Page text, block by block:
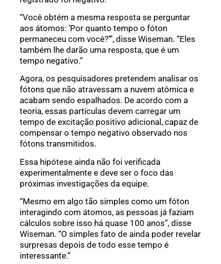
“Você obtém a mesma resposta se perguntar
aos átomos: ‘Por quanto tempo o fóton
permaneceu com você?’”, disse Wiseman. “Eles
também lhe darão uma resposta, que é um
tempo negativo.”
Agora, os pesquisadores pretendem analisar os
fótons que não atravessam a nuvem atômica e
acabam sendo espalhados. De acordo com a
teoria, essas partículas devem carregar um
tempo de excitação positivo adicional, capaz de
compensar o tempo negativo observado nos
fótons transmitidos.
Essa hipótese ainda não foi verificada
experimentalmente e deve ser o foco das
próximas investigações da equipe.
“Mesmo em algo tão simples como um fóton
interagindo com átomos, as pessoas já faziam
cálculos sobre isso há quase 100 anos”, disse
Wiseman. “O simples fato de ainda poder revelar
surpresas depois de todo esse tempo é
interessante.”